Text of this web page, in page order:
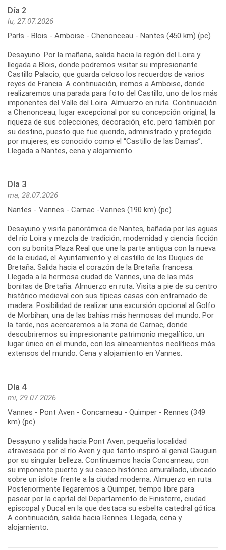
Día 2
lu, 27.07.2026
París - Blois - Amboise - Chenonceau - Nantes (450 km) (pc)
Desayuno. Por la mañana, salida hacia la región del Loira y
llegada a Blois, donde podremos visitar su impresionante
Castillo Palacio, que guarda celoso los recuerdos de varios
reyes de Francia. A continuación, iremos a Amboise, donde
realizaremos una parada para foto del Castillo, uno de los más
imponentes del Valle del Loira. Almuerzo en ruta. Continuación
a Chenonceau, lugar excepcional por su concepción original, la
riqueza de sus colecciones, decoración, etc. pero también por
su destino, puesto que fue querido, administrado y protegido
por mujeres, es conocido como el “Castillo de las Damas”.
Día 3
ma, 28.07.2026
Nantes - Vannes - Carnac -Vannes (190 km) (pc)
Desayuno y visita panorámica de Nantes, bañada por las aguas
del río Loira y mezcla de tradición, modernidad y ciencia ficción
con su bonita Plaza Real que une la parte antigua con la nueva
de la ciudad, el Ayuntamiento y el castillo de los Duques de
Bretaña. Salida hacia el corazón de la Bretaña francesa.
Llegada a la hermosa ciudad de Vannes, una de las más
bonitas de Bretaña. Almuerzo en ruta. Visita a pie de su centro
histórico medieval con sus típicas casas con entramado de
madera. Posibilidad de realizar una excursión opcional al Golfo
de Morbihan, una de las bahías más hermosas del mundo. Por
la tarde, nos acercaremos a la zona de Carnac, donde
descubriremos su impresionante patrimonio megalítico, un
lugar único en el mundo, con los alineamientos neolíticos más
Día 4
mi, 29.07.2026
Vannes - Pont Aven - Concarneau - Quimper - Rennes (349
km) (pc)
Desayuno y salida hacia Pont Aven, pequeña localidad
atravesada por el río Aven y que tanto inspiró al genial Gauguin
por su singular belleza. Continuamos hacia Concarneau, con
su imponente puerto y su casco histórico amurallado, ubicado
sobre un islote frente a la ciudad moderna. Almuerzo en ruta.
Posteriormente llegaremos a Quimper, tiempo libre para
pasear por la capital del Departamento de Finisterre, ciudad
episcopal y Ducal en la que destaca su esbelta catedral gótica.
A continuación, salida hacia Rennes. Llegada, cena y